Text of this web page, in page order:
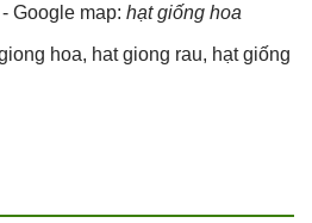
Google map: hạt giống hoa
hoa, hat giong rau, hạt giống